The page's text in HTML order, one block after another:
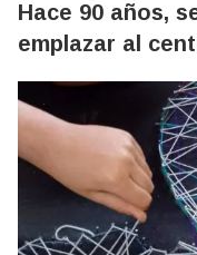
Hace 90 años,
emplazar al